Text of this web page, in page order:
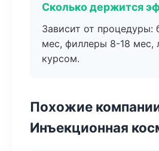
Сколько держится
Зависит от процедуры:
мес, филлеры 8-18 мес,
курсом.
Похожие
Инъекционная